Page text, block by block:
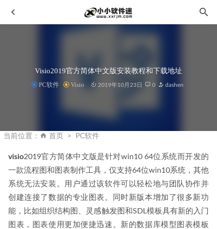
Visio2019官方简体中文版安装教程和下载地址
PC软件 Visio 2019年10月23日 0 dashen
当前位置： 首页 PC软件
visio2019官方简体中文版是针对win10 64位系统而开发的
一款流程图和图表制作工具，仅支持64位win10系统，其他
系统无法安装。用户通过该软件可以轻松地与团队协作并
创建连接了数据的专业图表。同时新版本增加了很多新功
能，比如组织结构图、灵感触发图和SDL模板具有新的入门
图表，图表使用更加便捷迅速。新的数据库模型图表模板
Navisworks2012中文破解版下载地址和安装教程
酷我音乐电脑版 v9.0.7 BCS19 破解豪华VIP版 2019-12-15
Topaz Video Enhance AI 2.3.0中文汉化版-视频无损放大
2022-08-07
Nero Blur Face v1.0.52.0 中文便携版–AI运动跟踪视频模糊工
具 2026-04-16